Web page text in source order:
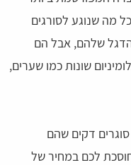
מה שנוגע לסורגים
שלהם, אבל הם
שונות כמו שערים,
דקים שהם
לכם במחיר של